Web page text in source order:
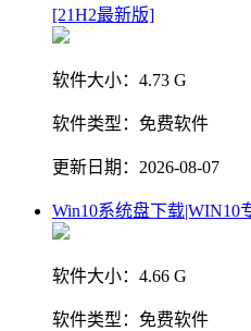
[21H2最新版]
软件大小： 4.73 G
软件类型： 免费软件
更新日期： 2026-08-07
Win10系统盘下载|WIN10
软件大小： 4.66 G
软件类型： 免费软件